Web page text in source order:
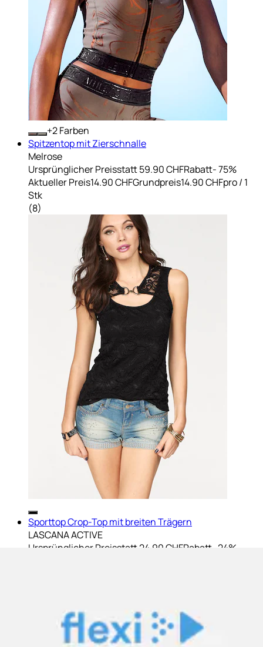
+ Farben
Spitzentop mit Zierschnalle
Melrose
Ursprünglicher Preisstatt 59.90 CHFRabatt- 75%
Aktueller Preis14.90 CHFGrundpreis14.90 CHFpro/ 1
Stk
(8)
Sporttop Crop-Top mit breiten Trägern
LASCANA ACTIVE
Ursprünglicher Preisstatt 24.90 CHFRabatt - 24%